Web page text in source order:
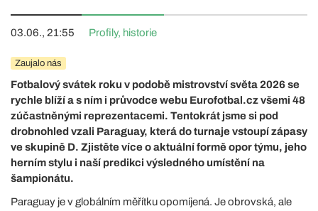
03.06., 21:55 Profily, historie
Zaujalo nás
Fotbalový svátek roku v podobě mistrovství světa 2026 se
rychle blíží a s ním i průvodce webu Eurofotbal.cz všemi 48
zúčastněnými reprezentacemi. Tentokrát jsme si pod
drobnohled vzali Paraguay, která do turnaje vstoupí zápasy
ve skupině D. Zjistěte více o aktuální formě opor týmu, jeho
herním stylu i naší predikci výsledného umístění na
šampionátu.
Paraguay je v globálním měřítku opomíjená. Je obrovská, ale